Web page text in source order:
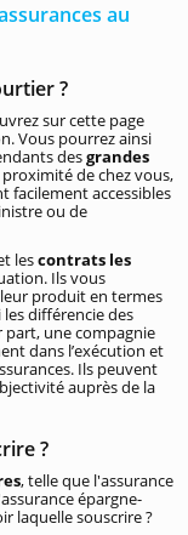
au
?
sur cette page
Vous pourrez ainsi
desgrandes
de chez vous,
facilement accessibles
ou de
lescontrats les
Ils vous
produit en termes
différencie des
une compagnie
dans l’exécution et
Ils peuvent
auprès de la
?
, telle que l'assurance
épargne-
laquelle souscrire ?